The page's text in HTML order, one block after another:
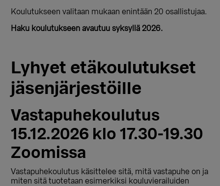
Koulutukseen valitaan mukaan enintään 20 osallistujaa.
Haku koulutukseen avautuu syksyllä 2026.
Lyhyet etäkoulutukset
jäsenjärjestöille
Vastapuhekoulutus
15.12.2026 klo 17.30-19.30
Zoomissa
Vastapuhekoulutus käsittelee sitä, mitä vastapuhe on ja
miten sitä tuotetaan esimerkiksi kouluvierailuiden